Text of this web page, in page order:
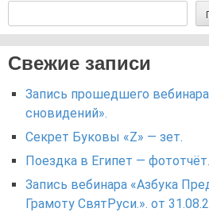
Свежие записи
Запись прошедшего
сновидений».
Секрет Буковы «Z» — зет.
Поездка в Египет — фототчёт.
Запись вебинара «Азбука
Грамоту СвятРуси.». от